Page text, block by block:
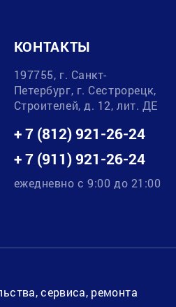
КОНТАКТЫ
197755, г. Санкт-
Петербург, г. Сестрорецк,
Строителей, д. 12, лит. ДЕ
+ 7 (812) 921-26-24
+ 7 (911) 921-26-24
ежедневно с 9:00 до 21:00
сервиса, ремонта